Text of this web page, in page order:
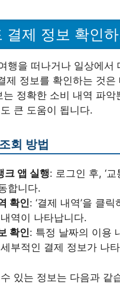
결제 정보 확인하
행을 떠나거나 일상에서
제 정보를 확인하는 것은
정확한 소비 내역 파악
큰 도움이 됩니다.
회 방법
크 앱 실행: 로그인 후, ‘교
합니다.
확인: ‘결제 내역’을 클
역이 나타납니다.
확인: 특정 날짜의 이용
부적인 결제 정보가 나
있는 정보는 다음과 같